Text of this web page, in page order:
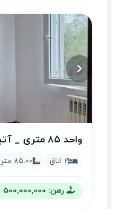
واحد ۸۵ متری _ آتیه _ هفت تیر
2 اتاق 85.00 متر
رهن: 500,000,000